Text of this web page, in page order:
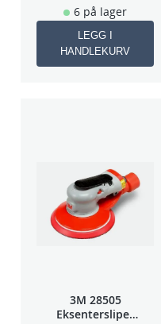
r
6 på lager
LEGG I
HANDLEKURV
3M 28505
Eksentersliper